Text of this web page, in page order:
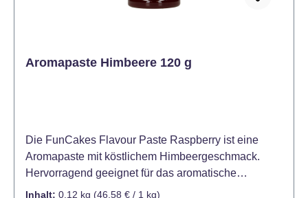
Aromapaste Himbeere 120 g
Die FunCakes Flavour Paste Raspberry ist eine
Aromapaste mit köstlichem Himbeergeschmack.
Hervorragend geeignet für das aromatische
Verfeienern von Tortenfüllungen, Buttercremes,
Inhalt: 0.12 kg (46,58 € / 1 kg)